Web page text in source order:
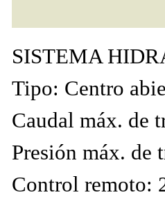
SISTEMA
Tipo: Centro
Caudal máx. de
Presión máx. de
Control remoto: